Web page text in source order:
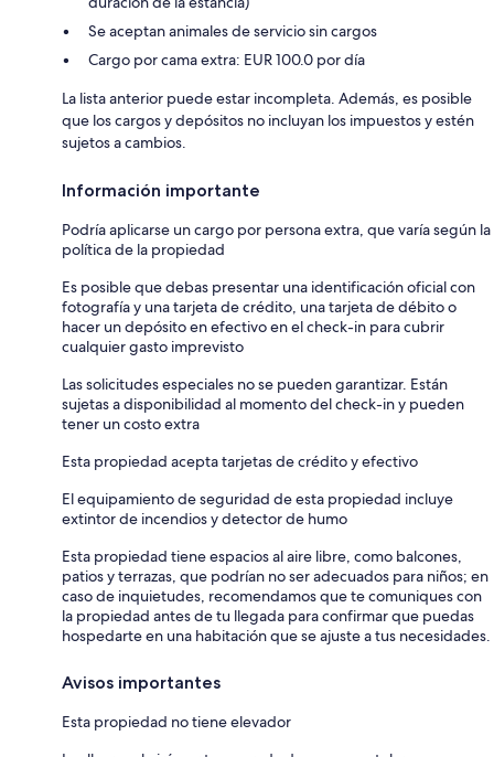
Se aceptan animales de servicio sin cargos
Cargo por cama extra: EUR 100.0 por día
La lista anterior puede estar incompleta. Además, es posible
que los cargos y depósitos no incluyan los impuestos y estén
sujetos a cambios.
Información importante
Podría aplicarse un cargo por persona extra, que varía según la
política de la propiedad
Es posible que debas presentar una identificación oficial con
fotografía y una tarjeta de crédito, una tarjeta de débito o
hacer un depósito en efectivo en el check-in para cubrir
cualquier gasto imprevisto
Las solicitudes especiales no se pueden garantizar. Están
sujetas a disponibilidad al momento del check-in y pueden
tener un costo extra
Esta propiedad acepta tarjetas de crédito y efectivo
El equipamiento de seguridad de esta propiedad incluye
extintor de incendios y detector de humo
Esta propiedad tiene espacios al aire libre, como balcones,
patios y terrazas, que podrían no ser adecuados para niños; en
caso de inquietudes, recomendamos que te comuniques con
la propiedad antes de tu llegada para confirmar que puedas
hospedarte en una habitación que se ajuste a tus necesidades.
Avisos importantes
Esta propiedad no tiene elevador